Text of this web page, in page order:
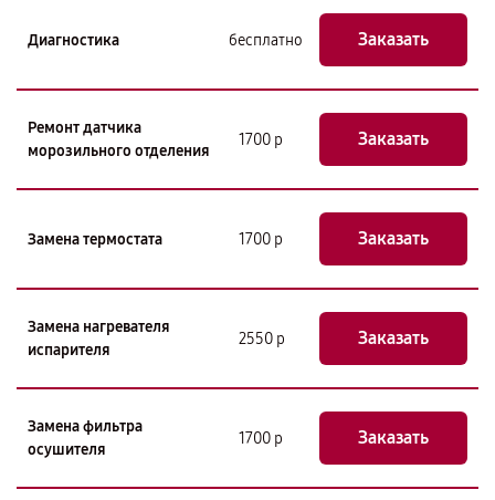
Диагностика бесплатно Заказать
Ремонт датчика
морозильного отделения
1700 р Заказать
Замена термостата 1700 р Заказать
Замена нагревателя
испарителя
2550 р Заказать
Замена фильтра
осушителя
1700 р Заказать